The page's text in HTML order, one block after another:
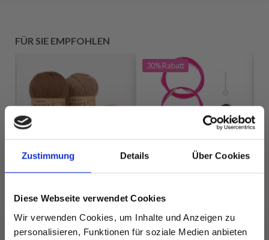
Zustimmung Details Über Cookies
Diese Webseite verwendet Cookies
Wir verwenden Cookies, um Inhalte und Anzeigen zu
personalisieren, Funktionen für soziale Medien anbieten
FÜR SIE EMPFOHLEN
DROPS ALPACA
30%Rabatt
LYKKE KABEL
150 CM)